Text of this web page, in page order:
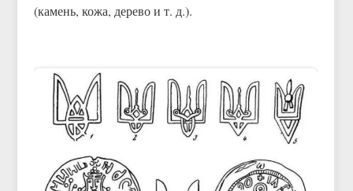
(камень, кожа, дерево и т. д.).